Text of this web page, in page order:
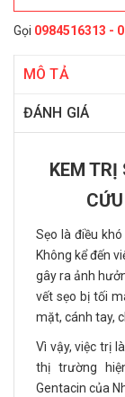
Gọi 0984516313 -
MÔ TẢ
ĐÁNH GIÁ
KEM TRỊ
Sẹo là điều
Không kể đến
gây ra ảnh
vết sẹo bị tối
mặt, cánh tay,
Vì vậy, việc trị
thị trường
Gentacin của